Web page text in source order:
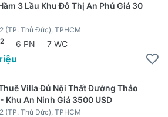
3 Lầu Khu Đô Thị An Phú Giá 30
(TP. Thủ Đức), TPHCM
2 6 PN 7 WC
Villa Đủ Nội Thất Đường Thảo
Khu An Ninh Giá 3500 USD
(TP. Thủ Đức), TPHCM